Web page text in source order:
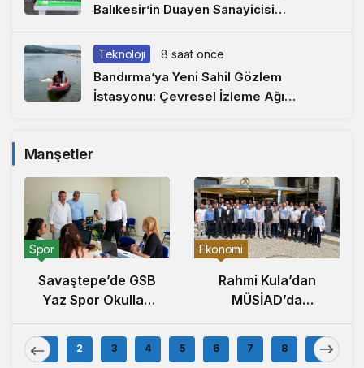
Balıkesir’in Duayen Sanayicisi
Defnedildi
Teknoloji 8 saat önce
Bandırma’ya Yeni Sahil Gözlem
İstasyonu: Çevresel İzleme Ağı
Manşetler
Spor
Savaştepe’de GSB
Yaz Spor Okulları
Büyük İlgi Gördü
Ekonomi
Rahmi Kula’dan
MÜSİAD’da
Bölgesel
Ekonomide Güç
Birliği Çağrısı
1 2 3 4 5 6 7 8 9